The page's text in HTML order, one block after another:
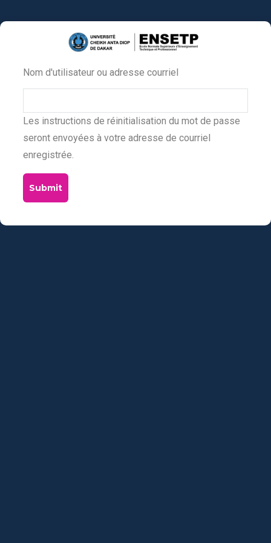
au
Primary
tabs
Nom d'utilisateur ou adresse courriel
Les instructions de réinitialisation du mot de passe
seront envoyées à votre adresse de courriel
enregistrée.